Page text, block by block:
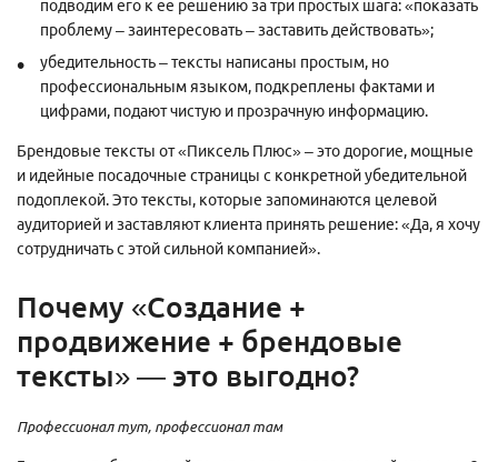
подводим его к ее решению за три простых шага: «показать
проблему – заинтересовать – заставить действовать»;
убедительность – тексты написаны простым, но
профессиональным языком, подкреплены фактами и
цифрами, подают чистую и прозрачную информацию.
Брендовые тексты от «Пиксель Плюс» – это дорогие, мощные
и идейные посадочные страницы с конкретной убедительной
подоплекой. Это тексты, которые запоминаются целевой
аудиторией и заставляют клиента принять решение: «Да, я хочу
сотрудничать с этой сильной компанией».
Почему «Создание +
продвижение + брендовые
тексты» — это выгодно?
Профессионал тут, профессионал там